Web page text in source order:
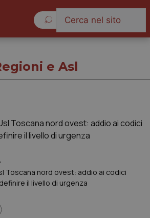
e Asl
Toscana nord ovest: addio ai codici
il livello di urgenza